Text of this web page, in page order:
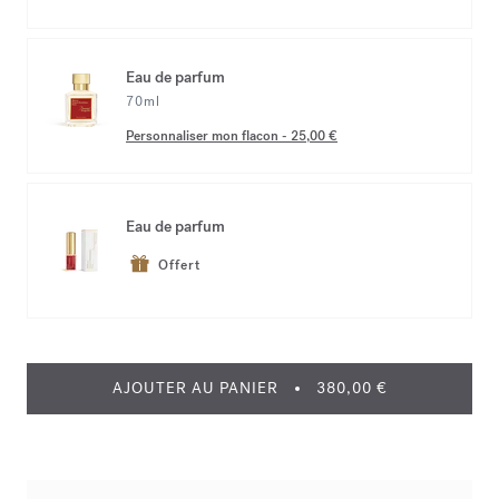
Eau de parfum
70ml
Personnaliser mon flacon - 25,00 €
Eau de parfum
Offert
AJOUTER AU PANIER 380,00 €